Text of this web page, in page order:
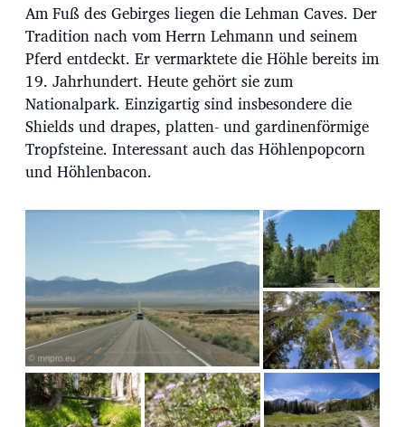
Am Fuß des Gebirges liegen die Lehman Caves. Der
Tradition nach vom Herrn Lehmann und seinem
Pferd entdeckt. Er vermarktete die Höhle bereits im
19. Jahrhundert. Heute gehört sie zum
Nationalpark. Einzigartig sind insbesondere die
Shields und drapes, platten- und gardinenförmige
Tropfsteine. Interessant auch das Höhlenpopcorn
und Höhlenbacon.